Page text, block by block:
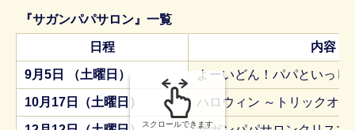
み
の
『サガンパパサロン』一覧
日程 内容
9月5日 （土曜日） よーいどん！パパといっし
10月17日（土曜日） ハロウィン ～トリックオ
スクロールできます